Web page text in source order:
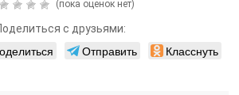
(пока оценок нет)
с друзьями:
Отправить Класснуть